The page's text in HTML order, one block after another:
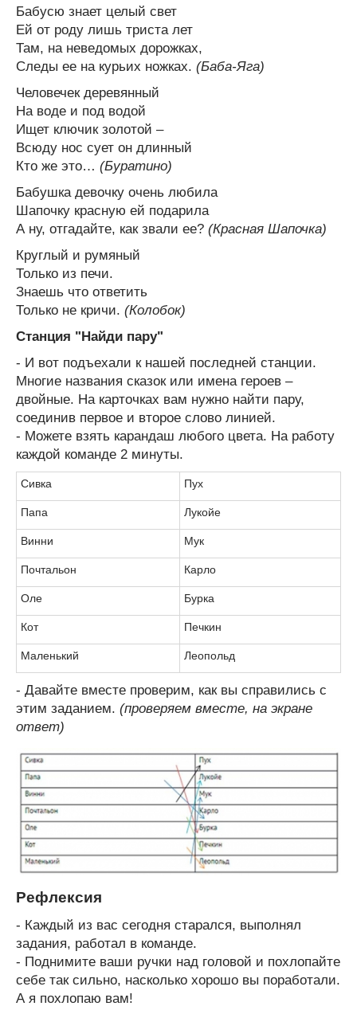
Бабусю знает целый свет
Ей от роду лишь триста лет
Там, на неведомых дорожках,
Следы ее на курьих ножках. (Баба-Яга)
Человечек деревянный
На воде и под водой
Ищет ключик золотой –
Всюду нос сует он длинный
Кто же это… (Буратино)
Бабушка девочку очень любила
Шапочку красную ей подарила
А ну, отгадайте, как звали ее? (Красная Шапочка)
Круглый и румяный
Только из печи.
Знаешь что ответить
Только не кричи. (Колобок)
Станция "Найди пару"
- И вот подъехали к нашей последней станции.
Многие названия сказок или имена героев –
двойные. На карточках вам нужно найти пару,
соединив первое и второе слово линией.
- Можете взять карандаш любого цвета. На работу
каждой команде 2 минуты.
Сивка Пух
Папа Лукойе
Винни Мук
Почтальон Карло
Оле Бурка
Кот Печкин
Маленький Леопольд
- Давайте вместе проверим, как вы справились с
этим заданием. (проверяем вместе, на экране
ответ)
Рефлексия
- Каждый из вас сегодня старался, выполнял
задания, работал в команде.
- Поднимите ваши ручки над головой и похлопайте
себе так сильно, насколько хорошо вы поработали.
А я похлопаю вам!